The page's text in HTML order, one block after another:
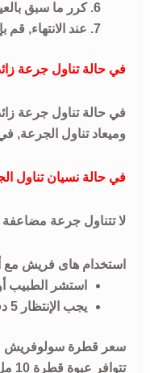
كرر ما سبق
عند الانتهاء, قم
في حالة تناول جرعة
في حالة تناول جرعة
وميعاد تناول الجرعة,
في حالة نسيان تناول
لا تتناول جرعة
استخدام هاى فريش مع
استشر الطبيب
يجب الإنتظار 5 دقائق قبل وضع اي قطرة اخرى بالعين.
سعر قطرة سولوفريش
تتوافر عبوة قطرة 10 مل,